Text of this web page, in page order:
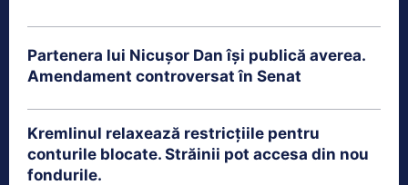
Partenera lui Nicușor Dan își publică averea.
Amendament controversat în Senat
Kremlinul relaxează restricțiile pentru
conturile blocate. Străinii pot accesa din nou
fondurile.